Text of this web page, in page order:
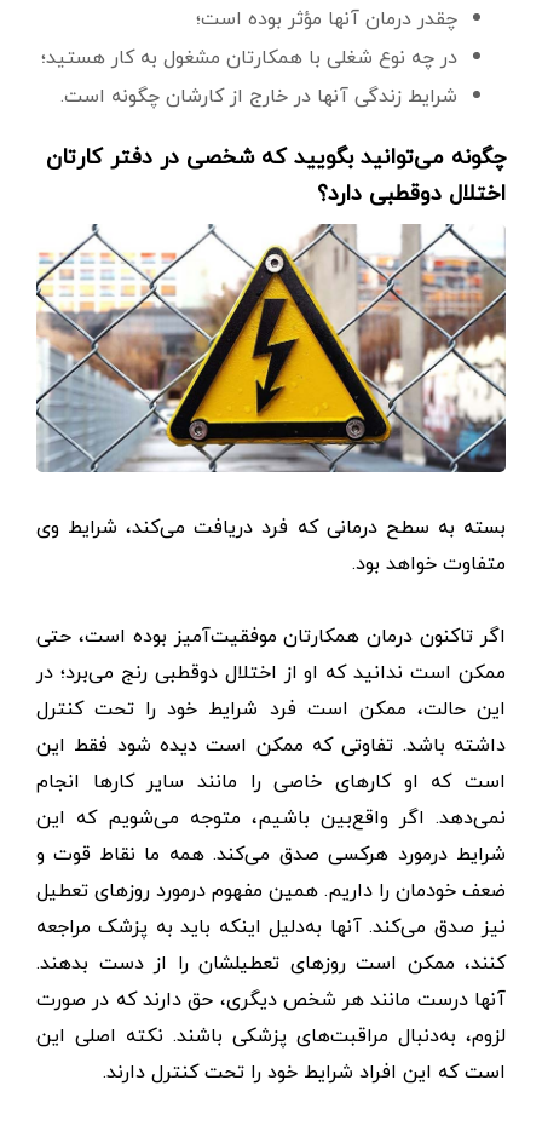
چقدر درمان آنها مؤثر بوده است؛
در چه نوع شغلی با همکارتان مشغول به کار هستید؛
شرایط زندگی آنها در خارج از کارشان چگونه است.
چگونه می‌توانید بگویید که شخصی در دفتر کارتان
اختلال دوقطبی دارد؟
بسته به سطح درمانی که فرد دریافت می‌کند، شرایط وی
متفاوت خواهد بود.
اگر تاکنون درمان همکارتان موفقیت‌آمیز بوده است، حتی
ممکن است ندانید که او از اختلال دوقطبی رنج می‌برد؛ در
این حالت، ممکن است فرد شرایط خود را تحت ‌کنترل
داشته باشد. تفاوتی که ممکن است دیده شود فقط این
است که او کارهای خاصی را مانند سایر کارها انجام
نمی‌دهد. اگر واقع‌بین باشیم، متوجه می‌شویم که این
شرایط درمورد هرکسی صدق می‌کند. همه ما نقاط قوت و
ضعف خودمان را داریم. همین مفهوم درمورد روزهای تعطیل
نیز صدق می‌کند. آنها به‌دلیل اینکه باید به پزشک مراجعه
کنند، ممکن است روزهای تعطیلشان را از دست بدهند.
آنها درست مانند هر شخص دیگری، حق دارند که در صورت
لزوم، به‌دنبال مراقبت‌های پزشکی باشند. نکته اصلی این
است که این افراد شرایط خود را تحت ‌کنترل دارند.